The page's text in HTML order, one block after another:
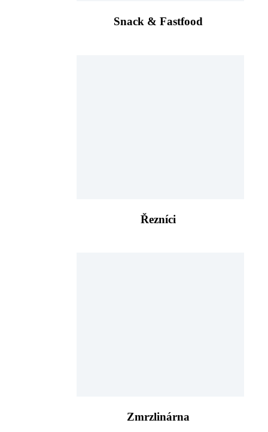
Snack & Fastfood
Řezníci
Zmrzlinárna